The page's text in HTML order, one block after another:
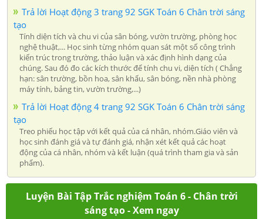
Trả lời Hoạt động 3 trang 92 SGK Toán 6 Chân trời sáng
tạo
Tính diện tích và chu vi của sân bóng, vườn trường, phòng học
nghệ thuật,... Học sinh từng nhóm quan sát một số công trình
kiến trúc trong trường, thảo luận và xác định hình dạng của
chúng. Sau đó đo các kích thước để tính chu vi, diện tích ( Chẳng
hạn: sân trường, bồn hoa, sân khấu, sân bóng, nền nhà phòng
máy tính, bảng tin, vườn trường,...)
Trả lời Hoạt động 4 trang 92 SGK Toán 6 Chân trời sáng
tạo
Treo phiếu học tập với kết quả của cá nhân, nhóm.Giáo viên và
học sinh đánh giá và tự đánh giá, nhận xét kết quả các hoạt
động của cá nhân, nhóm và kết luận (quá trình tham gia và sản
phẩm).
Luyện Bài Tập Trắc nghiệm Toán 6 - Chân trời
sáng tạo - Xem ngay